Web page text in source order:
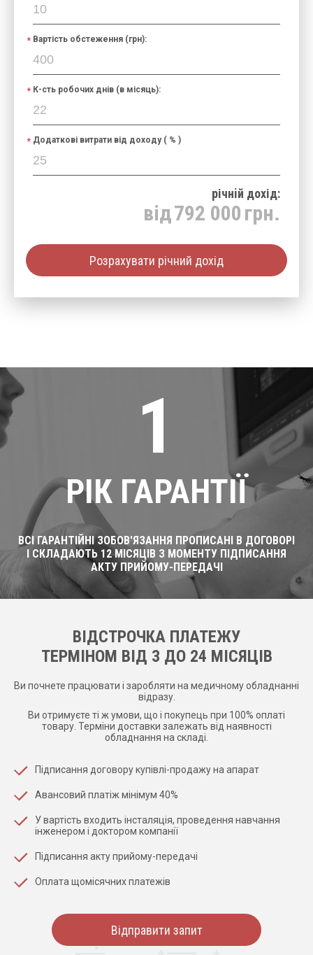
Вартість обстеження (грн):
К-сть робочих днів (в місяць):
Додаткові витрати від доходу ( % )
річнiй дохід:
від792 000 грн.
Розрахувати річний дохід
1
РІК ГАРАНТІЇ
ВСІ ГАРАНТІЙНІ ЗОБОВ'ЯЗАННЯ ПРОПИСАНІ В ДОГОВОРІ
І СКЛАДАЮТЬ 12 МІСЯЦІВ З МОМЕНТУ ПІДПИСАННЯ
АКТУ ПРИЙОМУ-ПЕРЕДАЧІ
ВІДСТРОЧКА ПЛАТЕЖУ
ТЕРМІНОМ ВІД 3 ДО 24 МІСЯЦІВ
Ви почнете працювати і заробляти на медичному обладнанні
відразу.
Ви отримуєте ті ж умови, що і покупець при 100% оплаті
товару. Терміни доставки залежать від наявності
обладнання на складі.
Підписання договору купівлі-продажу на апарат
Авансовий платіж мінімум 40%
У вартість входить інсталяція, проведення навчання
інженером і доктором компанії
Підписання акту прийому-передачі
Оплата щомісячних платежів
Відправити запит